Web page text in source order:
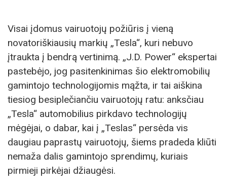
Visai įdomus vairuotojų požiūris į vieną
novatoriškiausių markių „Tesla“, kuri nebuvo
įtraukta į bendrą vertinimą. „J.D. Power“ ekspertai
pastebėjo, jog pasitenkinimas šio elektromobilių
gamintojo technologijomis mąžta, ir tai aiškina
tiesiog besiplečiančiu vairuotojų ratu: anksčiau
„Tesla“ automobilius pirkdavo technologijų
mėgėjai, o dabar, kai į „Teslas“ persėda vis
daugiau paprastų vairuotojų, šiems pradeda kliūti
nemaža dalis gamintojo sprendimų, kuriais
pirmieji pirkėjai džiaugėsi.